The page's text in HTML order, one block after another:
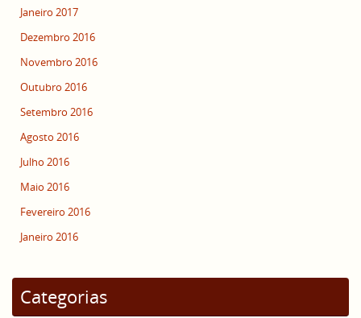
Janeiro 2017
Dezembro 2016
Novembro 2016
Outubro 2016
Setembro 2016
Agosto 2016
Julho 2016
Maio 2016
Fevereiro 2016
Janeiro 2016
Categorias